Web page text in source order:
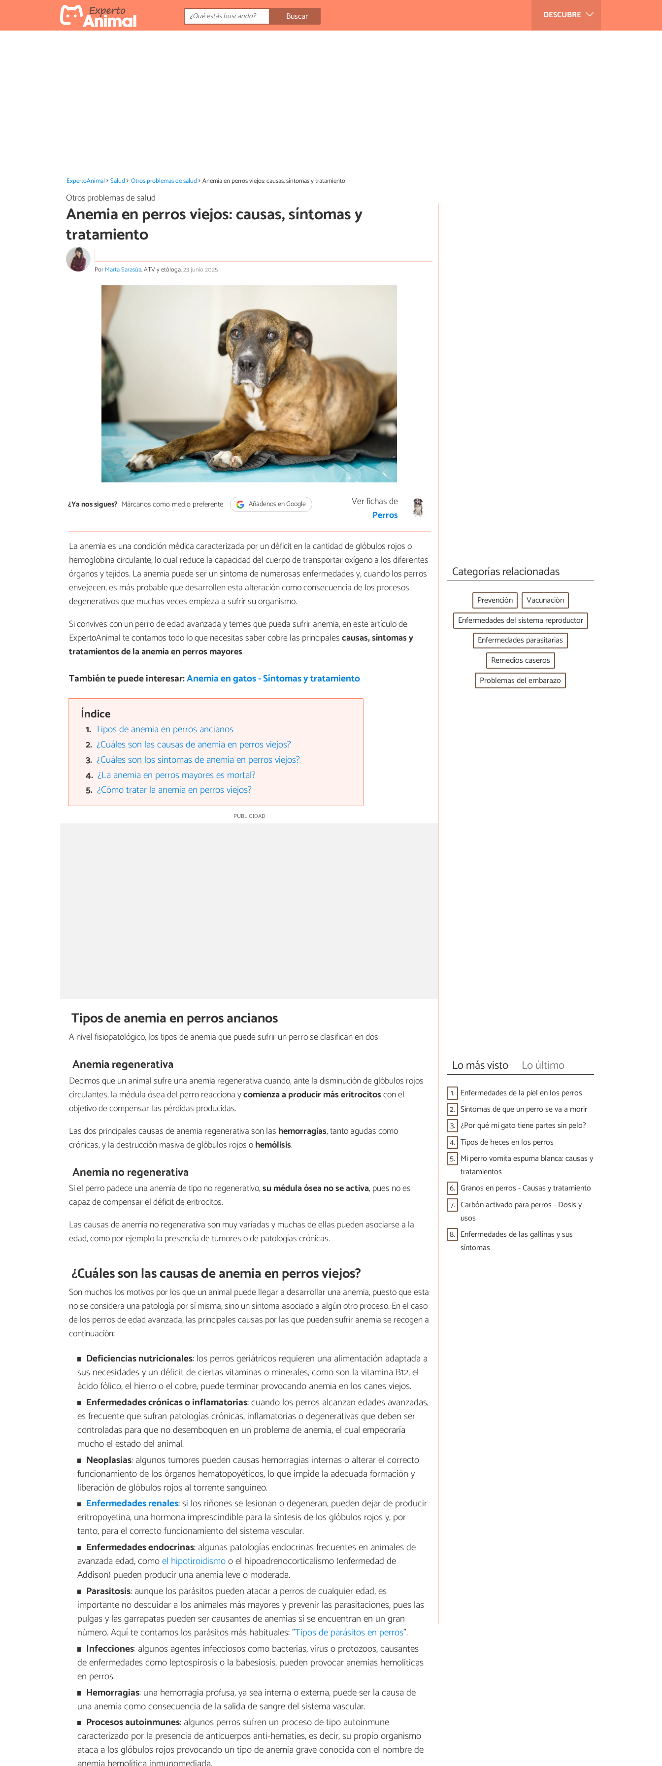
DESCUBRE
Buscar
ExpertoAnimal Salud Otros problemas de salud Anemia en perros viejos: causas, síntomas y tratamiento
Otros problemas de salud
Anemia en perros viejos: causas, síntomas y
tratamiento
PorMarta Sarasúa, ATV y etóloga.23 junio 2025
¿Ya nos sigues? Márcanos como medio preferente Añádenos en Google
Ver fichas de
Perros
La anemia es una condición médica caracterizada por un déficit en la cantidad de glóbulos rojos o
hemoglobina circulante, lo cual reduce la capacidad del cuerpo de transportar oxígeno a los diferentes
órganos y tejidos. La anemia puede ser un síntoma de numerosas enfermedades y, cuando los perros
envejecen, es más probable que desarrollen esta alteración como consecuencia de los procesos
degenerativos que muchas veces empieza a sufrir su organismo.
Si convives con un perro de edad avanzada y temes que pueda sufrir anemia, en este artículo de
ExpertoAnimal te contamos todo lo que necesitas saber cobre las principalescausas, síntomas y
tratamientos de la anemia en perros mayores.
También te puede interesar:Anemia en gatos - Síntomas y tratamiento
Índice
Tipos de anemia en perros ancianos
¿Cuáles son las causas de anemia en perros viejos?
¿Cuáles son los síntomas de anemia en perros viejos?
¿La anemia en perros mayores es mortal?
¿Cómo tratar la anemia en perros viejos?
Tipos de anemia en perros ancianos
A nivel fisiopatológico, los tipos de anemia que puede sufrir un perro se clasifican en dos:
Anemia regenerativa
Decimos que un animal sufre una anemia regenerativa cuando, ante la disminución de glóbulos rojos
circulantes, la médula ósea del perro reacciona ycomienza a producir más eritrocitoscon el
objetivo de compensar las pérdidas producidas.
Las dos principales causas de anemia regenerativa son las hemorragias, tanto agudas como
crónicas, y la destrucción masiva de glóbulos rojos ohemólisis.
Anemia no regenerativa
Si el perro padece una anemia de tipo no regenerativo,su médula ósea no se activa, pues no es
capaz de compensar el déficit de eritrocitos.
Las causas de anemia no regenerativa son muy variadas y muchas de ellas pueden asociarse a la
edad, como por ejemplo la presencia de tumores o de patologías crónicas.
¿Cuáles son las causas de anemia en perros viejos?
Son muchos los motivos por los que un animal puede llegar a desarrollar una anemia, puesto que esta
no se considera una patología por sí misma, sino un síntoma asociado a algún otro proceso. En el caso
de los perros de edad avanzada, las principales causas por las que pueden sufrir anemia se recogen a
continuación:
Deficiencias nutricionales: los perros geriátricos requieren una alimentación adaptada a
sus necesidades y un déficit de ciertas vitaminas o minerales, como son la vitamina B12, el
ácido fólico, el hierro o el cobre, puede terminar provocando anemia en los canes viejos.
Enfermedades crónicas o inflamatorias: cuando los perros alcanzan edades avanzadas,
es frecuente que sufran patologías crónicas, inflamatorias o degenerativas que deben ser
controladas para que no desemboquen en un problema de anemia, el cual empeoraría
mucho el estado del animal.
Neoplasias: algunos tumores pueden causas hemorragias internas o alterar el correcto
funcionamiento de los órganos hematopoyéticos, lo que impide la adecuada formación y
liberación de glóbulos rojos al torrente sanguíneo.
Enfermedades renales: si los riñones se lesionan o degeneran, pueden dejar de producir
eritropoyetina, una hormona imprescindible para la síntesis de los glóbulos rojos y, por
tanto, para el correcto funcionamiento del sistema vascular.
Enfermedades endocrinas: algunas patologías endocrinas frecuentes en animales de
avanzada edad, comoel hipotiroidismoo el hipoadrenocorticalismo (enfermedad de
Addison) pueden producir una anemia leve o moderada.
Parasitosis: aunque los parásitos pueden atacar a perros de cualquier edad, es
importante no descuidar a los animales más mayores y prevenir las parasitaciones, pues las
pulgas y las garrapatas pueden ser causantes de anemias si se encuentran en un gran
número. Aquí te contamos los parásitos más habituales: "Tipos de parásitos en perros".
Infecciones: algunos agentes infecciosos como bacterias, virus o protozoos, causantes
de enfermedades como leptospirosis o la babesiosis, pueden provocar anemias hemolíticas
en perros.
Hemorragias: una hemorragia profusa, ya sea interna o externa, puede ser la causa de
una anemia como consecuencia de la salida de sangre del sistema vascular.
Procesos autoinmunes: algunos perros sufren un proceso de tipo autoinmune
caracterizado por la presencia de anticuerpos anti-hematíes, es decir, su propio organismo
ataca a los glóbulos rojos provocando un tipo de anemia grave conocida con el nombre de
Categorías relacionadas
Prevención
Vacunación
Enfermedades del sistema reproductor
Enfermedades parasitarias
Remedios caseros
Problemas del embarazo
Lo más visto Lo último
1. Enfermedades de la piel en los perros
2. Síntomas de que un perro se va a morir
3. ¿Por qué mi gato tiene partes sin pelo?
4. Tipos de heces en los perros
5. Mi perro vomita espuma blanca: causas y
tratamientos
6. Granos en perros - Causas y tratamiento
7. Carbón activado para perros - Dosis y
usos
8. Enfermedades de las gallinas y sus
síntomas